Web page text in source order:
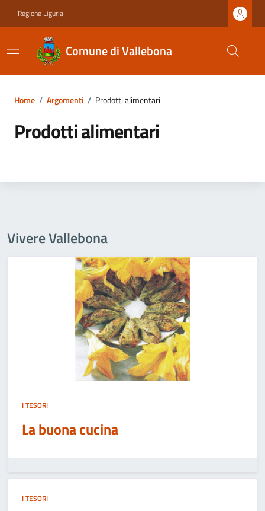
Regione Liguria
Comune di Vallebona
Home / Argomenti / Prodotti alimentari
Prodotti alimentari
Vivere Vallebona
I TESORI
La buona cucina
I TESORI